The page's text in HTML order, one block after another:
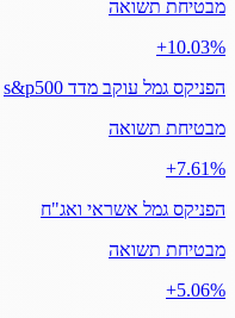
מבטיחת תשואה
‎+10.03%
הפניקס גמל עוקב מדד s&p500
מבטיחת תשואה
‎+7.61%
הפניקס גמל אשראי ואג"ח
מבטיחת תשואה
‎+5.06%